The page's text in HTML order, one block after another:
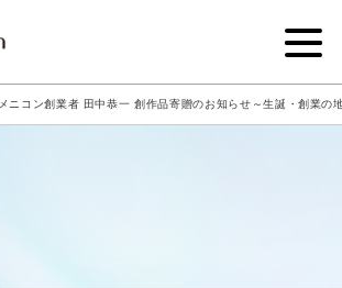
メニコン創業者 田中恭一 創作品寄贈のお知らせ～生誕・創業の